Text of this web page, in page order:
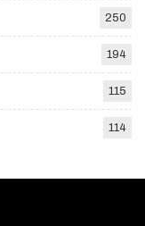
250
194
115
114